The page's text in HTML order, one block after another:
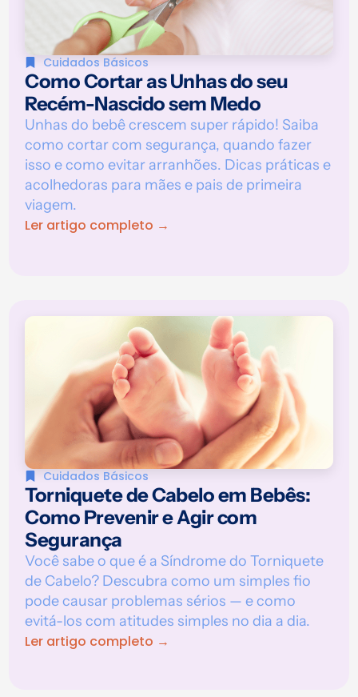
Cuidados Básicos
Como Cortar as Unhas do seu
Recém-Nascido sem Medo
Unhas do bebê crescem super rápido! Saiba
como cortar com segurança, quando fazer
isso e como evitar arranhões. Dicas práticas e
acolhedoras para mães e pais de primeira
viagem.
Ler artigo completo →
Cuidados Básicos
Torniquete de Cabelo em Bebês:
Como Prevenir e Agir com
Segurança
Você sabe o que é a Síndrome do Torniquete
de Cabelo? Descubra como um simples fio
pode causar problemas sérios — e como
evitá-los com atitudes simples no dia a dia.
Ler artigo completo →